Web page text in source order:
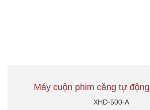
Máy cuộn phim căng tự
XHD-500-A